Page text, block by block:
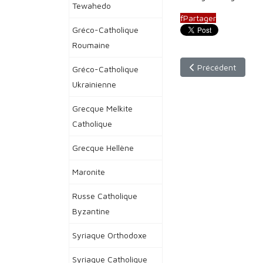
Tewahedo
Gréco-Catholique
Roumaine
Gréco-Catholique
Ukrainienne
Grecque Melkite
Catholique
Grecque Hellène
Maronite
Russe Catholique
Byzantine
Syriaque Orthodoxe
Syriaque Catholique
fPartager
Article précédent :
Précédent